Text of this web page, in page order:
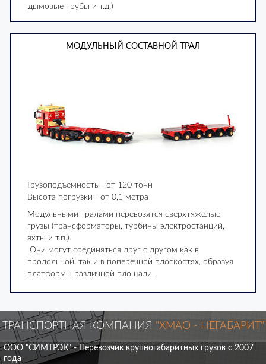
дымовые трубы и т.д.)
МОДУЛЬНЫЙ СОСТАВНОЙ ТРАЛ
Грузоподъемность - от 120 тонн
Высота погрузки - от 0,1 метра
Модульными тралами перевозятся сверхтяжелые
грузы (трансформаторы, турбины электростанций,
яхты и т.п.).
Они могут соединяться друг с другом как в
продольной, так и в поперечной плоскостях, образуя
платформы различной площади.
ТРАНСПОРТНАЯ КОМПАНИЯ "ХМАО - НЕГАБАРИТ"
ООО "СИМТРЭК" - Перевозчик крупногабаритных грузов с 2007
года